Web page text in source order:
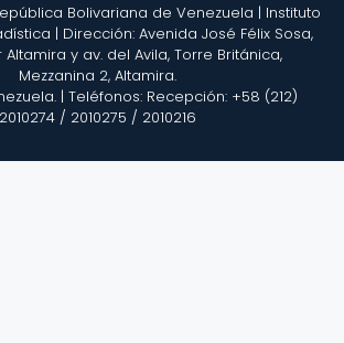
Bolivariana de Venezuela | Instituto
| Dirección: Avenida José Félix Sosa,
Altamira y av. del Avila, Torre Británica,
Mezzanina 2, Altamira.
| Teléfonos: Recepción: +58 (212)
2010274 / 2010275 / 2010216